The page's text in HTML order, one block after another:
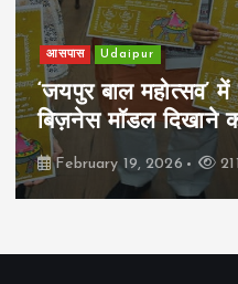
आसपास Udaipur
‘जयपुर बाल महोत्सव’
बिज़नेस मॉडल दिखाने
February 19, 2026